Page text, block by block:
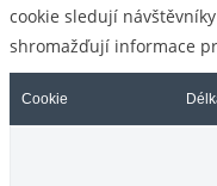
cookie sledují
shromažďují informace
Cookie